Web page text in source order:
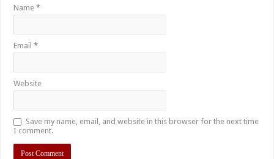
Name*
Email*
Website
Save my name, email, and website in this browser for the next time
I comment.